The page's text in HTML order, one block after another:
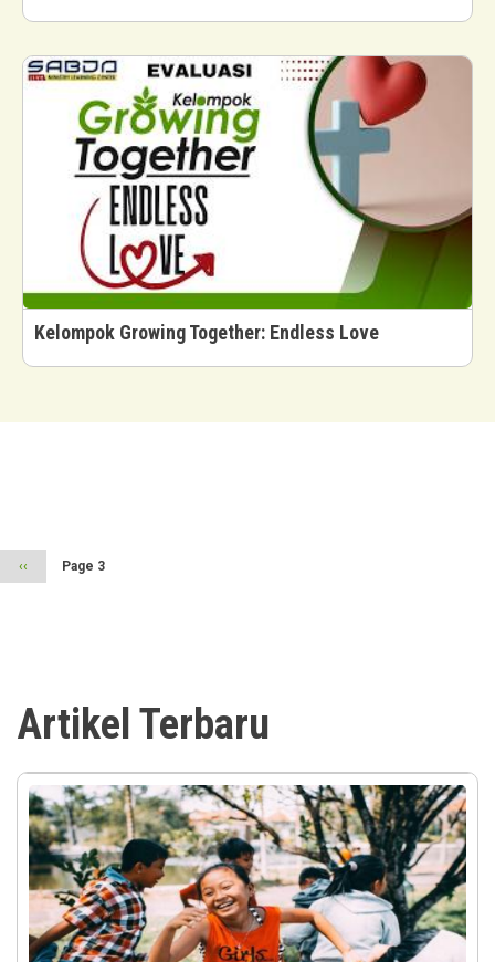
Kelompok Growing Together: Endless Love
Previous
page
‹‹ Page 3
Artikel Terbaru